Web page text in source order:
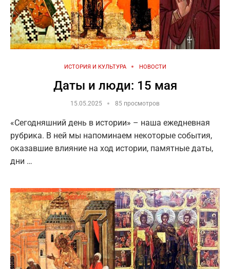
ИСТОРИЯ И КУЛЬТУРА НОВОСТИ
Даты и люди: 15 мая
15.05.2025 85 просмотров
«Сегодняшний день в истории» – наша ежедневная
рубрика. В ней мы напоминаем некоторые события,
оказавшие влияние на ход истории, памятные даты,
дни …